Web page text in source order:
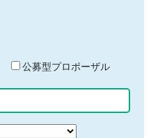
公募型プロポーザル